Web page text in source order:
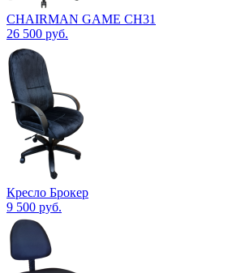
CHAIRMAN GAME CH31
26 500 руб.
Кресло Брокер
9 500 руб.